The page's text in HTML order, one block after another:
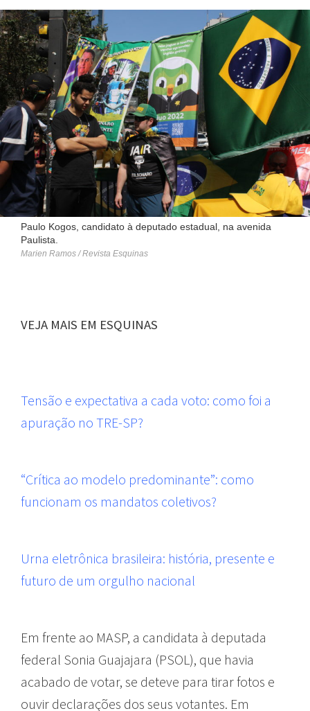
Paulo Kogos, candidato à deputado estadual, na avenida
Paulista.
Marien Ramos / Revista Esquinas
VEJA MAIS EM ESQUINAS
Tensão e expectativa a cada voto: como foi a
apuração no TRE-SP?
“Crítica ao modelo predominante”: como
funcionam os mandatos coletivos?
Urna eletrônica brasileira: história, presente e
futuro de um orgulho nacional
Em frente ao MASP, a candidata à deputada
federal Sonia Guajajara (PSOL), que havia
acabado de votar, se deteve para tirar fotos e
ouvir declarações dos seus votantes. Em